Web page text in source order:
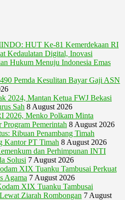
HUT Ke-81 Kemerdekaan RI
Kedaulatan Digital, Inovasi
Hukum Menuju Indonesia Emas
Pemda Kesulitan Bayar Gaji ASN
2024, Mantan Ketua FWJ Bekasi
Sah 8 August 2026
2026, Menko Polkam Minta
Program Pemerintah 8 August 2026
Ribuan Penambang Timah
Kantor PT Timah 8 August 2026
dan Perhimpunan INTI
Solusi 7 August 2026
XIX Tuanku Tambusai Perkuat
Agama 7 August 2026
XIX Tuanku Tambusai
Ziarah Rombongan 7 August